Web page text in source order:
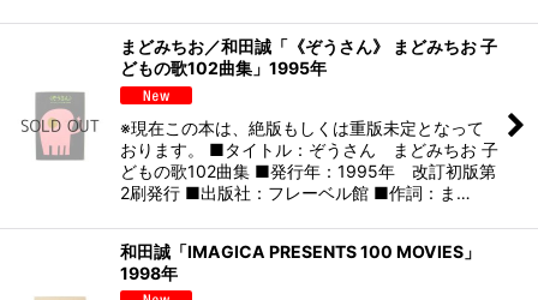
まどみちお／和田誠「《ぞうさん》 まどみちお 子
どもの歌102曲集」1995年
※現在この本は、絶版もしくは重版未定となって
おります。 ■タイトル：ぞうさん まどみちお 子
どもの歌102曲集 ■発行年：1995年 改訂初版第
2刷発行 ■出版社：フレーベル館 ■作詞：ま…
和田誠「IMAGICA PRESENTS 100 MOVIES」
1998年